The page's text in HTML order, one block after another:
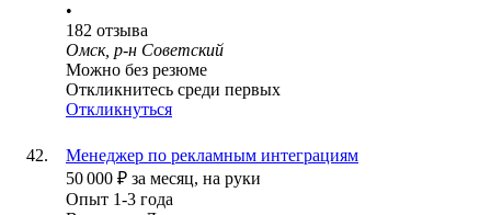
•
182 отзыва
Омск, р-н Советский
Можно без резюме
Откликнитесь среди первых
Откликнуться
Менеджер по рекламным интеграциям
50 000 ₽ за месяц, на руки
Опыт 1-3 года